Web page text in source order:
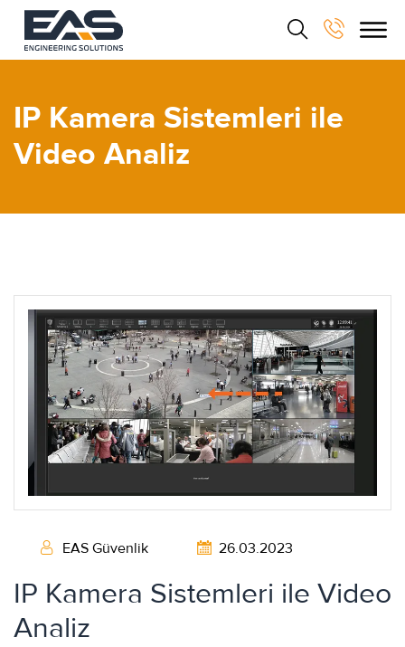
IP Kamera Sistemleri ile
Video Analiz
EAS Güvenlik 26.03.2023
IP Kamera Sistemleri ile Video
Analiz